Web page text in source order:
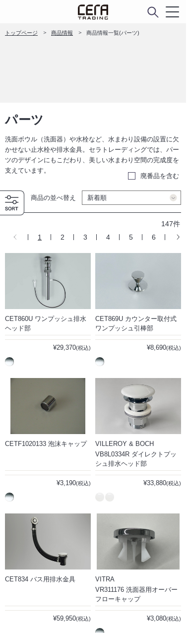
トップページ 商品情報 商品情報一覧(パーツ)
パーツ
洗面ボウル（洗面器）や水栓など、水まわり設備の設置に欠
かせない止水栓や排水金具。セラトレーディングでは、パー
ツのデザインにもこだわり、美しい水まわり空間の完成度を
支えています。
廃番品を含む
商品の並べ替え
147件
1
2 3 4 5 6
CET860U ワンプッシュ排水
ヘッド部
¥29,370(税込)
CET869U カウンター取付式
ワンプッシュ引棒部
¥8,690(税込)
CETF1020133 泡沫キャップ
¥3,190(税込)
VILLEROY & BOCH
VB8L0334R ダイレクトプッ
シュ排水ヘッド部
¥33,880(税込)
CET834 バス用排水金具
¥59,950(税込)
VITRA
VR311176 洗面器用オーバー
フローキャップ
¥3,080(税込)